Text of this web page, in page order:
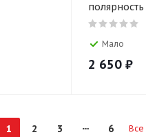
полярность
Мало
2 650 ₽
1 2 3 6 Все